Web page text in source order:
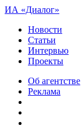
ИА «Диалог»
Новости
Статьи
Интервью
Проекты
Об агентстве
Реклама